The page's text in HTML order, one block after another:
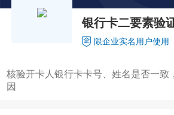
银行卡二要素验
限企业实名用户使用
核验开卡人银行卡卡号、姓名是否一致
因